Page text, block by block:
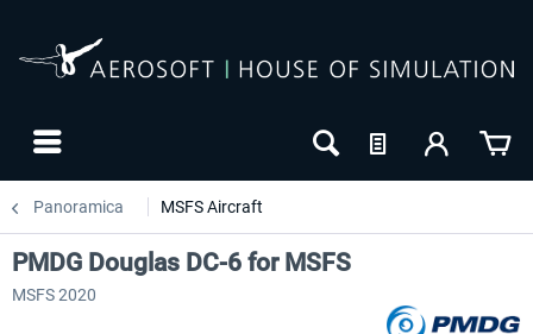
Panoramica MSFS Aircraft
PMDG Douglas DC-6 for MSFS
MSFS 2020